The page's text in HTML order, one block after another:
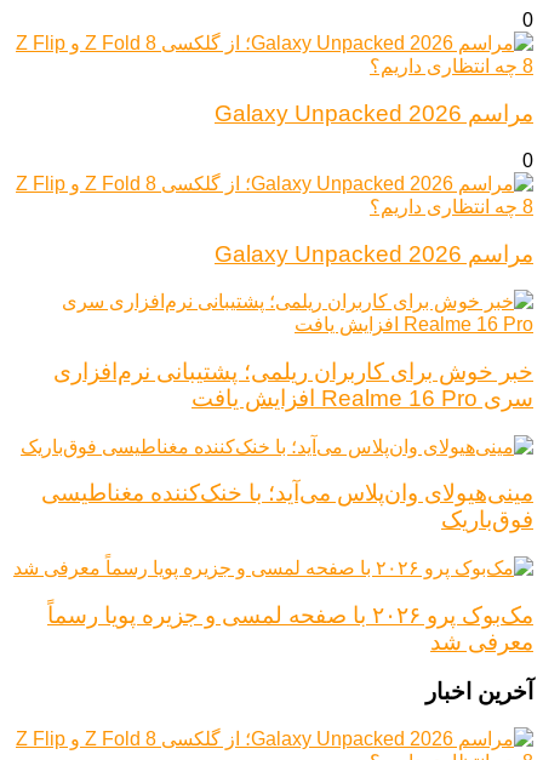
0
مراسم Galaxy Unpacked 2026
0
مراسم Galaxy Unpacked 2026
خبر خوش برای کاربران ریلمی؛ پشتیبانی نرم‌افزاری
سری Realme 16 Pro افزایش یافت
مینی‌هیولای وان‌پلاس می‌آید؛ با خنک‌کننده مغناطیسی
فوق‌باریک
مک‌بوک پرو ۲۰۲۶ با صفحه لمسی و جزیره پویا رسماً
معرفی شد
آخرین اخبار